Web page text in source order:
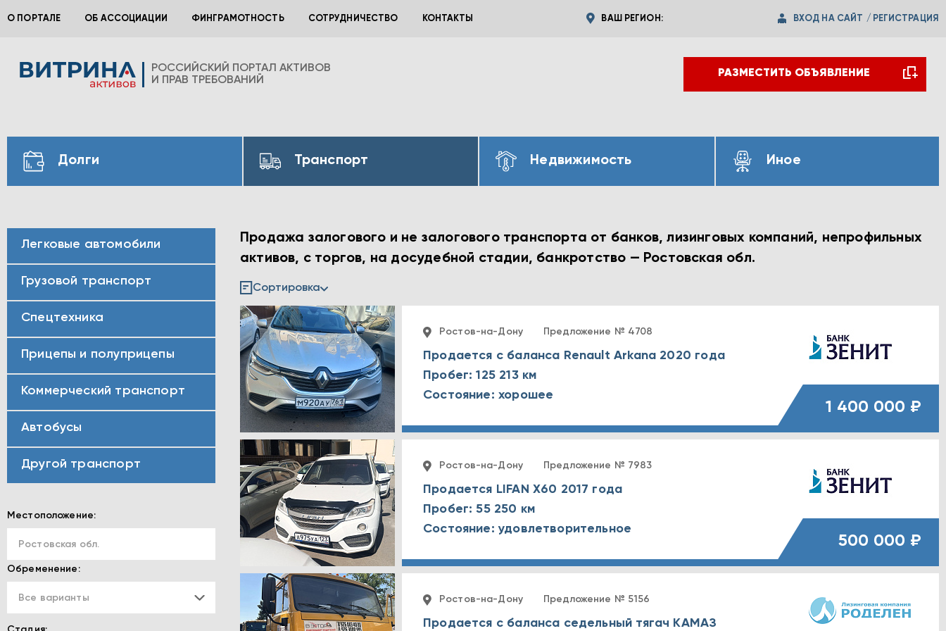
О ПОРТАЛЕ ОБ АССОЦИАЦИИ ФИНГРАМОТНОСТЬ СОТРУДНИЧЕСТВО КОНТАКТЫ ВАШ РЕГИОН: ВХОД НА САЙТ / РЕГИСТРАЦИЯ
РОССИЙСКИЙ ПОРТАЛ АКТИВОВ
И ПРАВ ТРЕБОВАНИЙ
РАЗМЕСТИТЬ ОБЪЯВЛЕНИЕ
Долги Транспорт Недвижимость Иное
Легковые автомобили
Грузовой транспорт
Спецтехника
Прицепы и полуприцепы
Коммерческий транспорт
Автобусы
Другой транспорт
Местоположение:
Ростовская обл.
Обременение:
Все варианты
Продажа залогового и не залогового транспорта от банков, лизинговых компаний, непрофильных
активов, с торгов, на досудебной стадии, банкротство — Ростовская обл.
Сортировка
Ростов-на-Дону Предложение № 4708
Продается с баланса Renault Arkana 2020 года
Пробег: 125 213 км
Состояние: хорошее
1 400 000 ₽
Ростов-на-Дону Предложение № 7983
Продается LIFAN X60 2017 года
Пробег: 55 250 км
Состояние: удовлетворительное
500 000 ₽
Ростов-на-Дону Предложение № 5156
Продается с баланса седельный тягач КАМАЗ